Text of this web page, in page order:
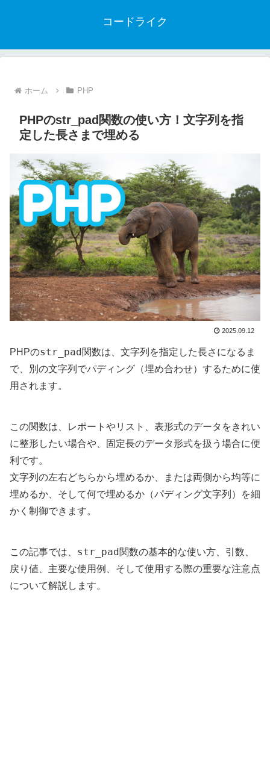
コードライク
ホーム PHP
PHPのstr_pad関数の使い方！文字列を指
定した長さまで埋める
2025.09.12
PHPのstr_pad 関数は、文字列を指定した長さになるま
で、別の文字列でパディング（埋め合わせ）するために使
用されます。
この関数は、レポートやリスト、表形式のデータをきれい
に整形したい場合や、固定長のデータ形式を扱う場合に便
利です。
文字列の左右どちらから埋めるか、または両側から均等に
埋めるか、そして何で埋めるか（パディング文字列）を細
かく制御できます。
この記事では、 str_pad 関数の基本的な使い方、引数、
戻り値、主要な使用例、そして使用する際の重要な注意点
について解説します。